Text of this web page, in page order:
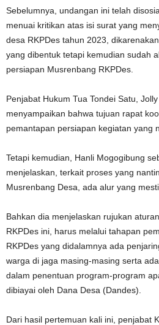
Sebelumnya, undangan ini telah
menuai kritikan atas isi surat yang
desa RKPDes tahun 2023,
yang dibentuk tetapi kemudian sudah
persiapan Musrenbang RKPDes.
Penjabat Hukum Tua Tondei Satu,
menyampaikan bahwa tujuan rapat
pemantapan persiapan kegiatan yang
Tetapi kemudian, Hanli Mogogibung
menjelaskan, terkait proses yang
Musrenbang Desa, ada alur yang mesti
Bahkan dia menjelaskan rujukan
RKPDes ini, harus melalui tahapan
RKPDes yang didalamnya ada
warga di jaga masing-masing serta
dalam penentuan program-program
dibiayai oleh Dana Desa (Dandes).
Dari hasil pertemuan kali ini, penjabat